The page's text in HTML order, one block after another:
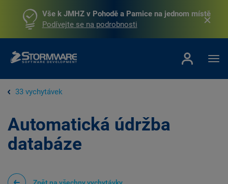
Vše k JMHZ v Pohodě a Pamice na jednom místě
Podívejte se na podrobnosti
33 vychytávek
Automatická údržba
databáze